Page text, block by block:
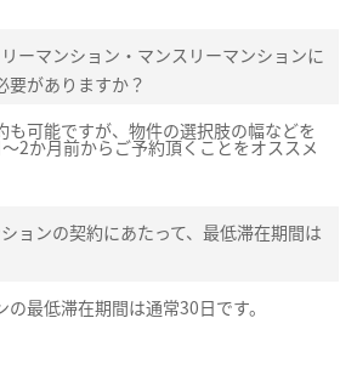
ーマンション・マンスリーマンションに
要がありますか？
も可能ですが、物件の選択肢の幅などを
2か月前からご予約頂くことをオススメ
ョンの契約にあたって、最低滞在期間は
最低滞在期間は通常30日です。